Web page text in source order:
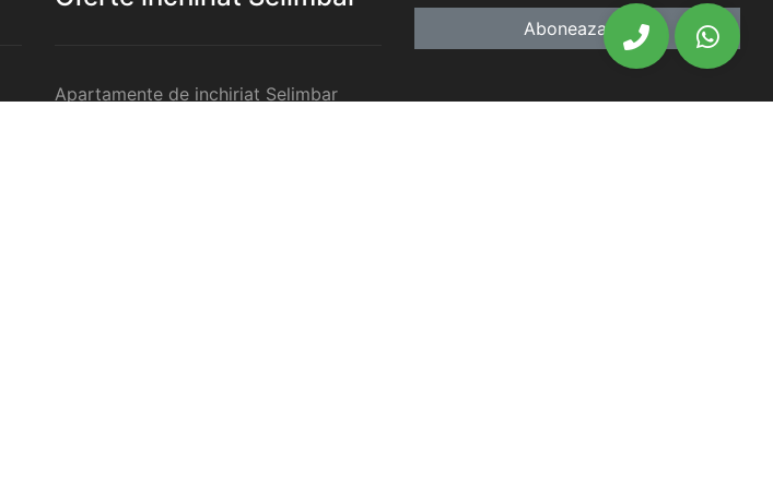
Apartamente de inchiriat Selimbar
Aboneaza-te